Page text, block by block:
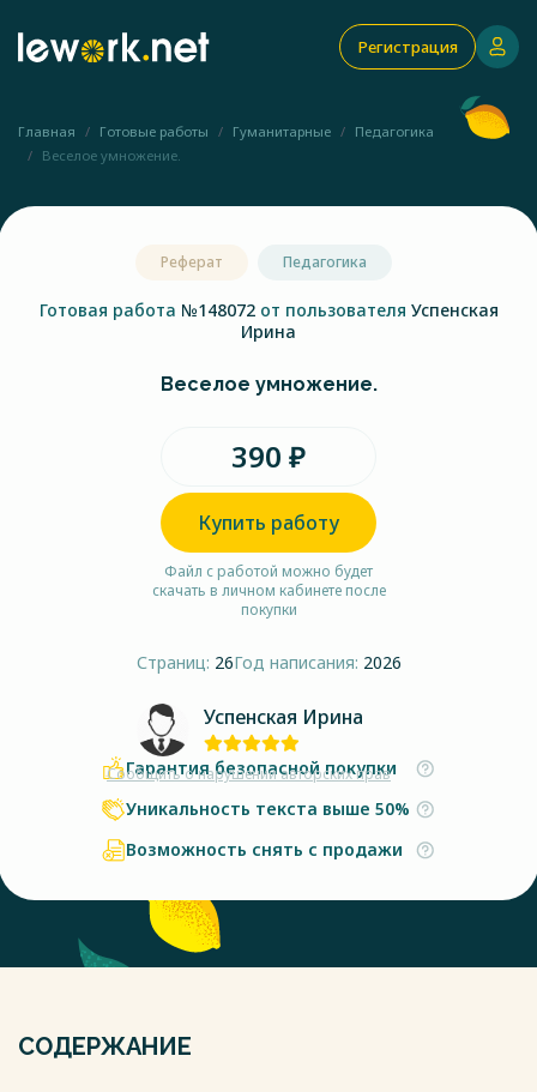
Регистрация
Главная Готовые работы Гуманитарные
Педагогика
Веселое умножение.
Реферат Педагогика
Готовая работа №148072 от пользователя Успенская
Ирина
Веселое умножение.
390 ₽
Купить работу
Файл с работой можно будет
скачать в личном кабинете после
покупки
Страниц: 26Год написания: 2026
Успенская Ирина
Сообщить о нарушении авторских прав
Гарантия безопасной покупки
Уникальность текста выше 50%
Возможность снять с продажи
СОДЕРЖАНИЕ